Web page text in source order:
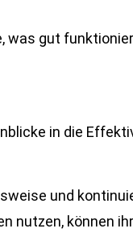
was gut
in die
und
nutzen, können